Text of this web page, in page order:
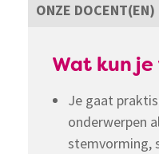
ONZE DOCENT(EN)
Wat kun
Je gaat
onderwerpen
stemvorming,